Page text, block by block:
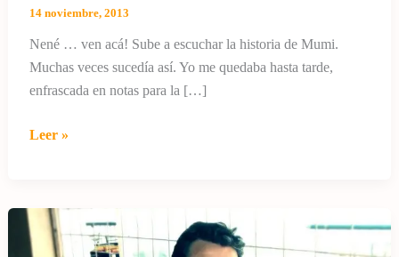
14 noviembre, 2013
Nené … ven acá! Sube a escuchar la historia de Mumi.
Muchas veces sucedía así. Yo me quedaba hasta tarde,
enfrascada en notas para la […]
La
Elefantes
Leer »